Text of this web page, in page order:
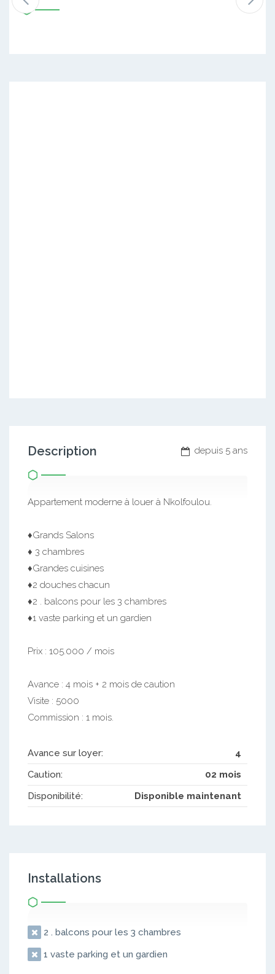
depuis 5 ans
Description
Appartement moderne à louer à Nkolfoulou.
♦️Grands Salons
♦️ 3 chambres
♦️Grandes cuisines
♦️2 douches chacun
♦️2 . balcons pour les 3 chambres
♦️1 vaste parking et un gardien
Prix : 105.000 / mois
Avance : 4 mois + 2 mois de caution
Visite : 5000
Commission : 1 mois.
Avance sur loyer:
4
Caution:
02 mois
Disponibilité:
Disponible maintenant
Installations
2 . balcons pour les 3 chambres
1 vaste parking et un gardien